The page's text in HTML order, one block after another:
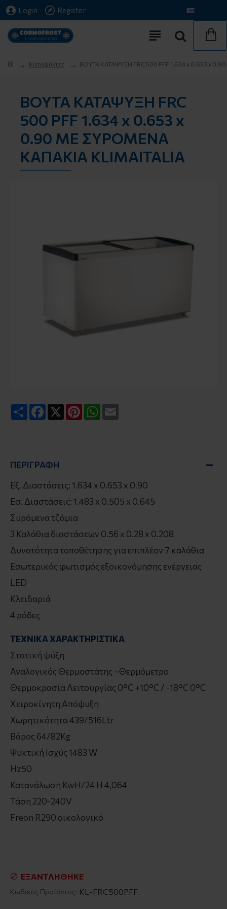
Login Register
Καταψύκτες ΒΟΥΤΑ ΚΑΤΑΨΥΞΗ FRC 500 PFF 1.634 x 0.653 x
ΒΟΥΤΑ ΚΑΤΑΨΥΞΗ FRC
500 PFF 1.634 x 0.653 x
0.90 ΜΕ ΣΥΡΟΜΕΝΑ
ΚΑΠΑΚΙΑ KLIMAITALIA
ShareFacebook
X PinterestWhatsApp
ΠΕΡΙΓΡΑΦΉ
Εξ. Διαστάσεις: 1.634 x 0.653 x 0.90
Εσ. Διαστάσεις: 1.483 x 0.505 x 0.645
Συρόμενα τζάμια
3 Καλάθια διαστάσεων 0.56 x 0.28 x 0.208
Δυνατότητα τοποθέτησης για επιπλέον 7 καλάθια
Εσωτερικός φωτισμός εξοικονόμησης ενέργειας
LED
Κλειδαριά
4 ρόδες
ΤΕΧΝΙΚΑ ΧΑΡΑΚΤΗΡΙΣΤΙΚΑ
Στατική ψύξη
Αναλογικός Θερμοστάτης –Θερμόμετρο
Θερμοκρασία Λειτουργίας 0°C +10°C / -18°C 0°C
Χειροκίνητη Απόψυξη
Χωρητικότητα 439/516Ltr
Βάρος 64/82Kg
Ψυκτική Ισχύς 1483 W
Hz50
Κατανάλωση KwH/24 H 4,064
Τάση 220-240V
Freon R290 οικολογικό
ΕΞΑΝΤΛΉΘΗΚΕ
Κωδικός Προϊόντος: KL-FRC500PFF